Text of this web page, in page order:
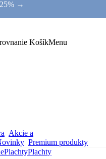
→
KošíkMenu
Akcie a
Premium produkty
PlachtyPlachty